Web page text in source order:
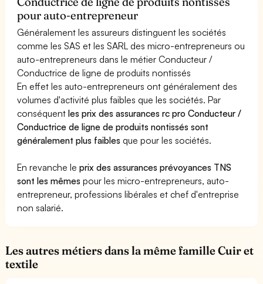
pour auto-entrepreneur
Généralement les assureurs distinguent les sociétés
comme les SAS et les SARL des micro-entrepreneurs ou
auto-entrepreneurs dans le métier Conducteur /
Conductrice de ligne de produits nontissés
En effet les auto-entrepreneurs ont généralement des
volumes d'activité plus faibles que les sociétés. Par
conséquentles prix des assurances rc pro Conducteur /
Conductrice de ligne de produits nontissés sont
généralement plus faibles que pour les sociétés.
En revanche leprix des assurances prévoyances TNS
sont les mêmes pour les micro-entrepreneurs, auto-
entrepreneur, professions libérales et chef d'entreprise
non salarié.
Les autres métiers dans la même famille Cuir et
textile